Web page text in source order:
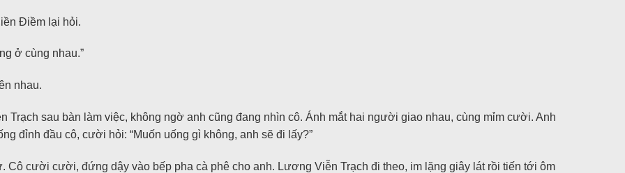
Điềm lại hỏi.
ở cùng nhau.”
nhau.
sau bàn làm việc, không ngờ anh cũng đang nhìn cô. Ánh mắt hai người giao nhau, cùng mỉm cười. Anh
đỉnh đầu cô, cười hỏi: “Muốn uống gì không, anh sẽ đi lấy?”
Cô cười cười, đứng dậy vào bếp pha cà phê cho anh. Lương Viễn Trạch đi theo, im lặng giây lát rồi tiến tới ôm